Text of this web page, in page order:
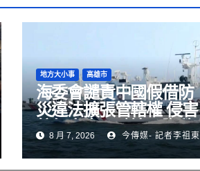
地方大小事 高雄市
海委會譴責中國假借防
災違法擴張管轄權 侵害
航行自由，破壞國際秩
序8 月 7, 2026 今傳媒- 記者李祖東